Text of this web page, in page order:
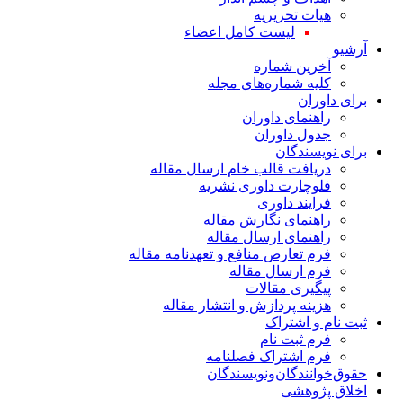
هیات تحریریه
لیست کامل اعضاء
آرشیو
آخرین شماره
کلیه شماره‌های مجله
برای داوران
راهنمای داوران
جدول داوران
برای نویسندگان
دریافت قالب خام ارسال مقاله
فلوچارت داوری نشریه
فرایند داوری
راهنمای نگارش مقاله
راهنمای ارسال مقاله
فرم تعارض منافع و تعهدنامه مقاله
فرم ارسال مقاله
پیگیری مقالات
هزینه پردازش و انتشار مقاله
ثبت نام و اشتراک
فرم ثبت نام
فرم اشتراک فصلنامه
حقوق‌خوانندگان‌و‌نویسندگان
اخلاق پژوهشی